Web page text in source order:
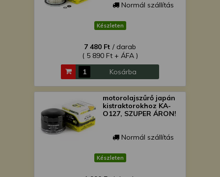
Normál szállítás
Készleten
7 480 Ft / darab
( 5 890 Ft + ÁFA )
Kosárba
motorolajszűrő japán
kistraktorokhoz KA-
O127, SZUPER ÁRON!
Normál szállítás
Készleten